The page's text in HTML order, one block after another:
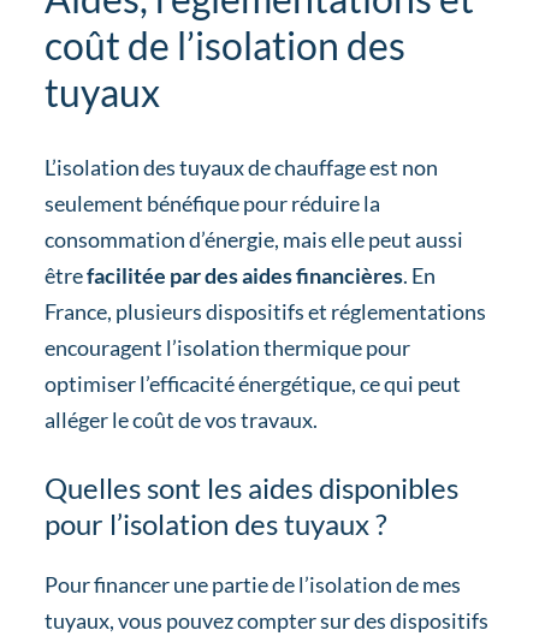
coût de l’isolation des
tuyaux
L’isolation des tuyaux de chauffage est non
seulement bénéfique pour réduire la
consommation d’énergie, mais elle peut aussi
êtrefacilitée par des aides financières. En
France, plusieurs dispositifs et réglementations
encouragent l’isolation thermique pour
optimiser l’efficacité énergétique, ce qui peut
alléger le coût de vos travaux.
Quelles sont les aides disponibles
pour l’isolation des tuyaux ?
Pour financer une partie de l’isolation de mes
tuyaux, vous pouvez compter sur des dispositifs